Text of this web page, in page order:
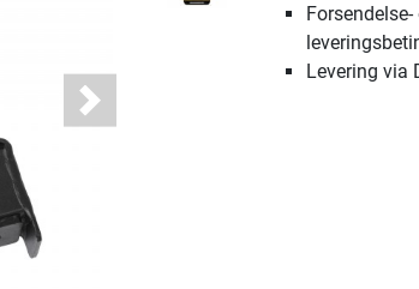
Next
Forsendelse-
Levering via